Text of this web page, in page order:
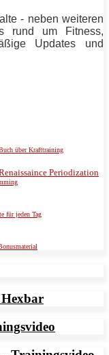
- neben weiteren
rund um Fitness,
Updates und
über Krafttraining
Periodization
für jeden Tag